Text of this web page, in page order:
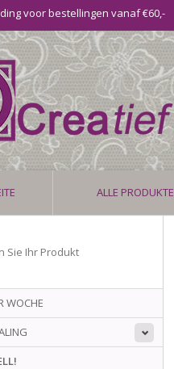
voor bestellingen vanaf €60,-
ALLE PRODUKTE
WOCHE